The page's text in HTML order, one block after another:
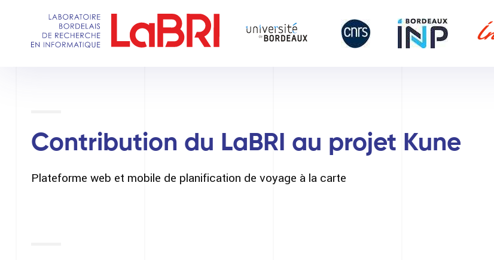
contenu
Contribution du LaBRI au projet Kune
Plateforme web et mobile de planification de voyage à la carte